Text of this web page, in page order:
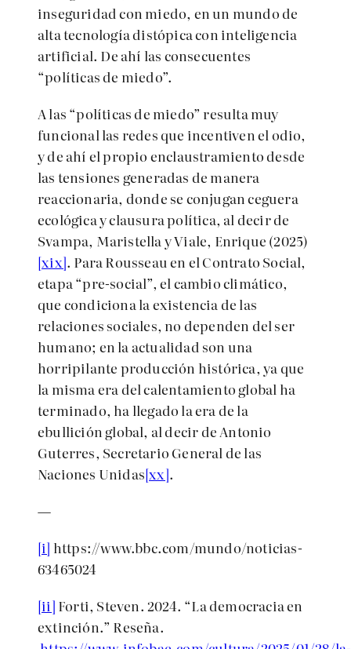
inseguridad con miedo, en un mundo de
alta tecnología distópica con inteligencia
artificial. De ahí las consecuentes
“políticas de miedo”.
A las “políticas de miedo” resulta muy
funcional las redes que incentiven el odio,
y de ahí el propio enclaustramiento desde
las tensiones generadas de manera
reaccionaria, donde se conjugan ceguera
ecológica y clausura política, al decir de
Svampa, Maristella y Viale, Enrique (2025)
[xix]. Para Rousseau en el Contrato Social,
etapa “pre-social”, el cambio climático,
que condiciona la existencia de las
relaciones sociales, no dependen del ser
humano; en la actualidad son una
horripilante producción histórica, ya que
la misma era del calentamiento global ha
terminado, ha llegado la era de la
ebullición global, al decir de Antonio
Guterres, Secretario General de las
Naciones Unidas[xx].
—
[i] https://www.bbc.com/mundo/noticias-
63465024
[ii] Forti, Steven. 2024. “La democracia en
extinción.” Reseña.